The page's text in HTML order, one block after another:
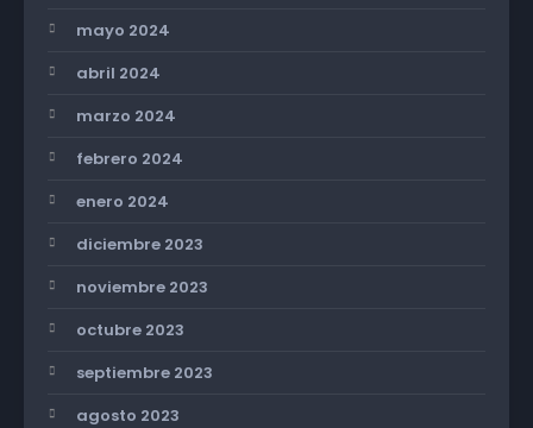
mayo 2024
abril 2024
marzo 2024
febrero 2024
enero 2024
diciembre 2023
noviembre 2023
octubre 2023
septiembre 2023
agosto 2023